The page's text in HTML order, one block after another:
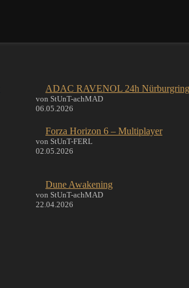
ADAC RAVENOL 24h Nürburgring
von StUnT-achMAD
06.05.2026
Forza Horizon 6 – Multiplayer
von StUnT-FERL
02.05.2026
Dune Awakening
von StUnT-achMAD
22.04.2026